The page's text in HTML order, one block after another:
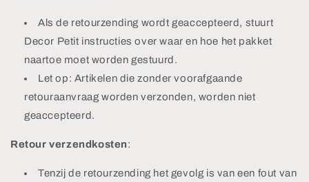
Als de retourzending wordt geaccepteerd, stuurt
Decor Petit instructies over waar en hoe het pakket
naartoe moet worden gestuurd.
Let op: Artikelen die zonder voorafgaande
retouraanvraag worden verzonden, worden niet
geaccepteerd.
Retour verzendkosten:
Tenzij de retourzending het gevolg is van een fout van